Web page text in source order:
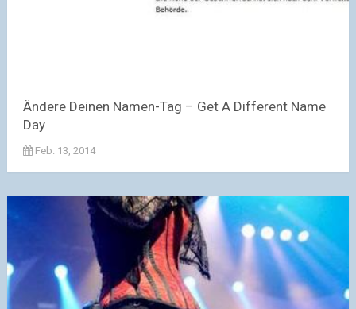
Ändere Deinen Namen-Tag – Get A Different Name
Day
Feb. 13, 2014